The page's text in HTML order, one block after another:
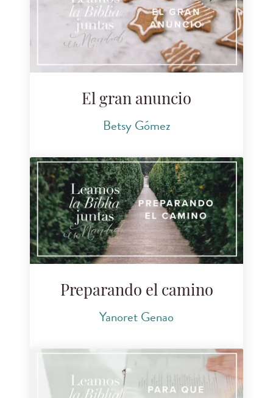
El gran anuncio
Betsy Gómez
Preparando el camino
Yanoret Genao